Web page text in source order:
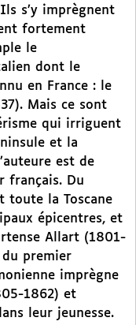
s’y imprègnent
fortement
le
dont le
en France : le
Mais ce sont
qui irriguent
et la
est de
français. Du
toute la Toscane
épicentres, et
Allart (1801-
premier
imprègne
1862) et
leur jeunesse.